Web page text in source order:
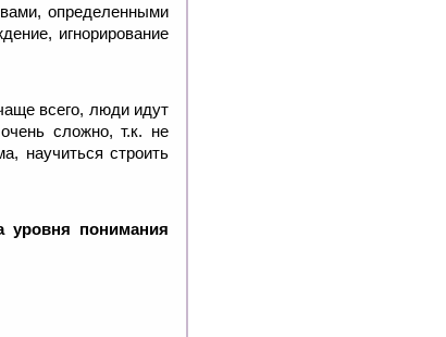
определенными
игнорирование
всего, люди идут
сложно, т.к. не
научиться строить
уровня понимания